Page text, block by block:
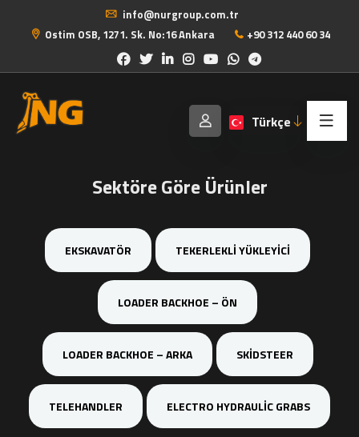
info@nurgroup.com.tr
Ostim OSB, 1271. Sk. No:16 Ankara
+90 312 440 60 34
Türkçe
Sektöre Göre Ürünler
EKSKAVATÖR TEKERLEKLI YÜKLEYICI
LOADER BACKHOE – ÖN
LOADER BACKHOE – ARKA SKIDSTEER
TELEHANDLER ELECTRO HYDRAULIC GRABS